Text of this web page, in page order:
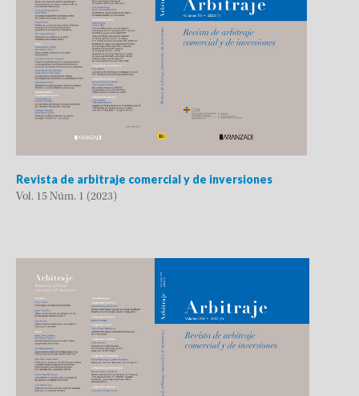
Revista de arbitraje comercial y de inversiones
Vol. 15 Núm. 1 (2023)